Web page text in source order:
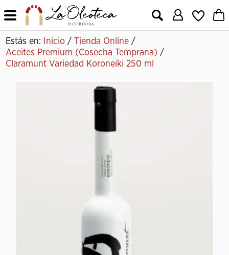
X
Estás en: Inicio / Tienda Online /
Aceites Premium (Cosecha Temprana) /
Claramunt Variedad Koroneiki 250 ml